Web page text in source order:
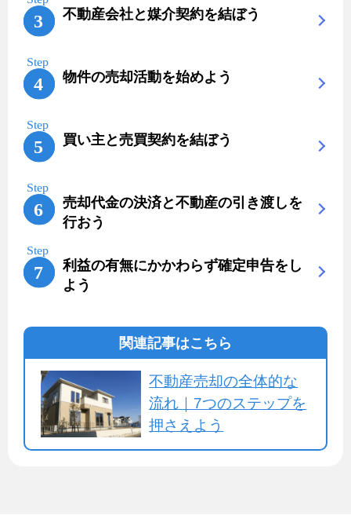
不動産会社と媒介契約を結ぼう
物件の売却活動を始めよう
買い主と売買契約を結ぼう
売却代金の決済と不動産の引き渡しを
行おう
利益の有無にかかわらず確定申告をし
よう
関連記事はこちら
不動産売却の全体的な
流れ｜7つのステップを
押さえよう